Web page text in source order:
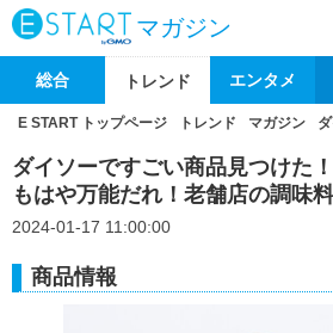
マガジン
総合 トレンド エンタメ
E START トップページ トレンド マガジン
ダイソーですごい商品見つけた
もはや万能だれ！老舗店の調味料
2024-01-17 11:00:00
商品情報